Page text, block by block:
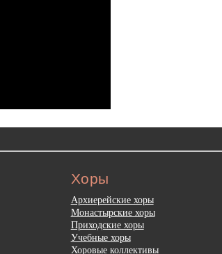
Хоры
Архиерейские хоры
Монастырские хоры
Приходские хоры
Учебные хоры
Хоровые коллективы